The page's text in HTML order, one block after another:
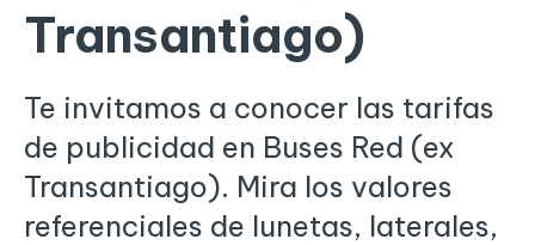
Transantiago)
Te invitamos a conocer las tarifas
de publicidad en Buses Red (ex
Transantiago). Mira los valores
referenciales de lunetas, laterales,